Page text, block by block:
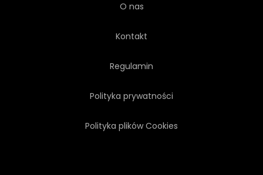
O nas
Kontakt
Regulamin
Polityka prywatności
Polityka plików Cookies